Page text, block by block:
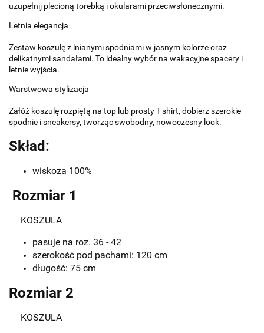
uzupełnij plecioną torebką i okularami przeciwsłonecznymi.
Letnia elegancja
Zestaw koszulę z lnianymi spodniami w jasnym kolorze oraz
delikatnymi sandałami. To idealny wybór na wakacyjne spacery i
letnie wyjścia.
Warstwowa stylizacja
Załóż koszulę rozpiętą na top lub prosty T-shirt, dobierz szerokie
spodnie i sneakersy, tworząc swobodny, nowoczesny look.
Skład:
wiskoza 100%
Rozmiar 1
KOSZULA
pasuje na roz. 36 - 42
szerokość pod pachami: 120 cm
długość: 75 cm
Rozmiar 2
KOSZULA